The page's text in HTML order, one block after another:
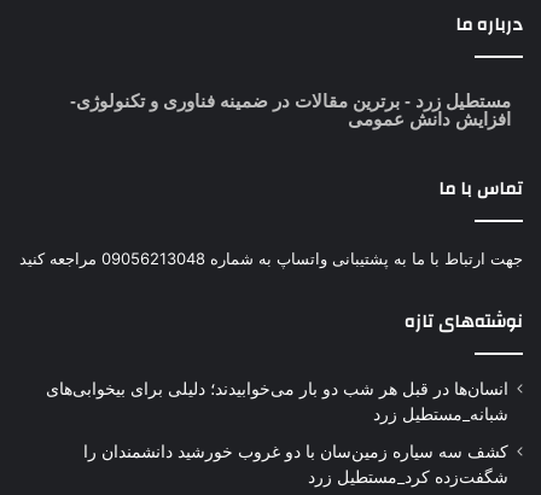
درباره ما
مستطیل زرد - برترین مقالات در ضمینه فناوری و تکنولوژی-
افزایش دانش عمومی
تماس با ما
جهت ارتباط با ما به پشتیبانی واتساپ به شماره 09056213048 مراجعه کنید
نوشته‌های تازه
انسان‌ها در قبل هر شب دو بار می‌خوابیدند؛ دلیلی برای بیخوابی‌های
شبانه_مستطیل زرد
کشف سه سیاره زمین‌سان با دو غروب خورشید دانشمندان را
شگفت‌زده کرد_مستطیل زرد